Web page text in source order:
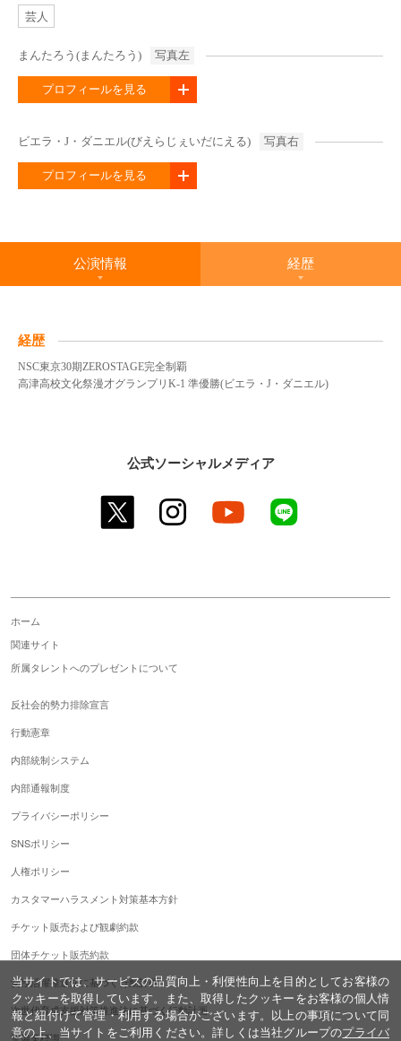
芸人
まんたろう(まんたろう) 写真左
プロフィールを見る
ビエラ・J・ダニエル(びえらじぇいだにえる) 写真右
プロフィールを見る
公演情報 経歴
経歴
NSC東京30期ZEROSTAGE完全制覇
高津高校文化祭漫才グランプリK-1 準優勝(ビエラ・J・ダニエル)
公式ソーシャルメディア
twitter instagram youtube
ホーム
関連サイト
所属タレントへのプレゼントについて
反社会的勢力排除宣言
行動憲章
内部統制システム
内部通報制度
プライバシーポリシー
SNSポリシー
人権ポリシー
カスタマーハラスメント対策基本方針
チケット販売および観劇約款
団体チケット販売約款
女性活躍推進法に基づく行動計画
次世代育成支援対策推進法に基づく行動計画
警備業標識
当サイトでは、サービスの品質向上・利便性向上を目的としてお客様の
クッキーを取得しています。また、取得したクッキーをお客様の個人情
報と紐付けて管理・利用する場合がございます。以上の事項について同
意の上、当サイトをご利用ください。詳しくは当社グループのプライバ